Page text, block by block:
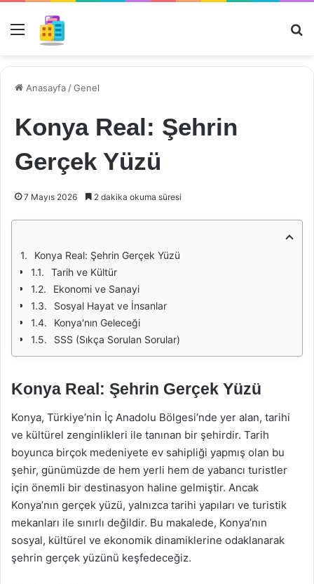
Menü
Anasayfa /Genel
Konya Real: Şehrin
Gerçek Yüzü
7 Mayıs 2026 2 dakika okuma süresi
Konya Real: Şehrin Gerçek Yüzü
Tarih ve Kültür
Ekonomi ve Sanayi
Sosyal Hayat ve İnsanlar
Konya'nın Geleceği
SSS (Sıkça Sorulan Sorular)
Konya Real: Şehrin Gerçek Yüzü
Konya, Türkiye’nin İç Anadolu Bölgesi’nde yer alan, tarihi
ve kültürel zenginlikleri ile tanınan bir şehirdir. Tarih
boyunca birçok medeniyete ev sahipliği yapmış olan bu
şehir, günümüzde de hem yerli hem de yabancı turistler
için önemli bir destinasyon haline gelmiştir. Ancak
Konya’nın gerçek yüzü, yalnızca tarihi yapıları ve turistik
mekanları ile sınırlı değildir. Bu makalede, Konya’nın
sosyal, kültürel ve ekonomik dinamiklerine odaklanarak
şehrin gerçek yüzünü keşfedeceğiz.